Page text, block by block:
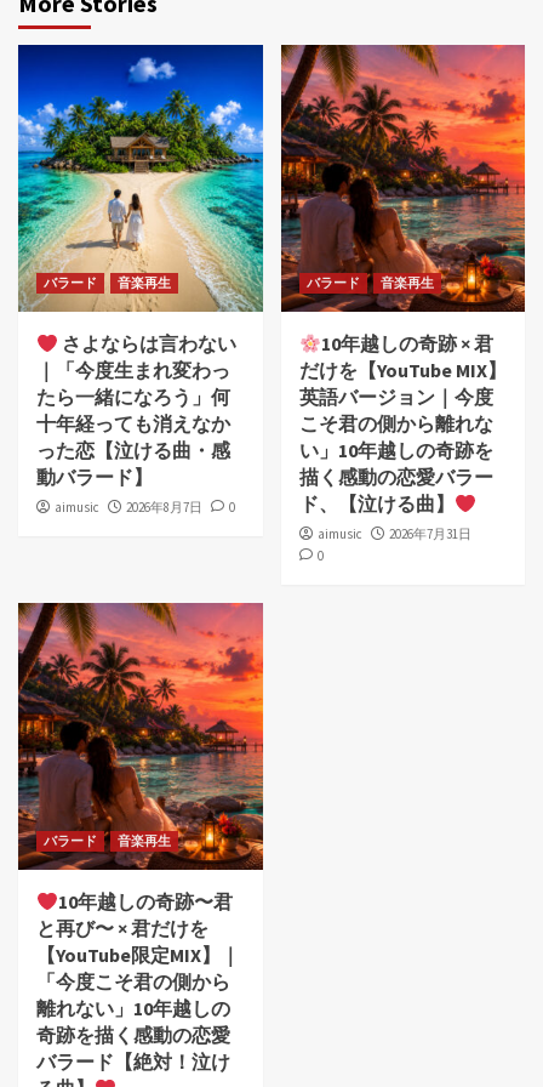
バラード 音楽再生
さよならは言わない
｜「今度生まれ変わっ
たら一緒になろう」何
十年経っても消えなか
った恋【泣ける曲・感
動バラード】
aimusic 2026年8月7日 0
バラード 音楽再生
10年越しの奇跡 × 君
だけを【YouTube MIX】
英語バージョン｜今度
こそ君の側から離れな
い」10年越しの奇跡を
描く感動の恋愛バラー
ド、【泣ける曲】
aimusic
2026年7月31日
0
バラード 音楽再生
10年越しの奇跡〜君
と再び〜 × 君だけを
【YouTube限定MIX】｜
「今度こそ君の側から
離れない」10年越しの
奇跡を描く感動の恋愛
バラード【絶対！泣け